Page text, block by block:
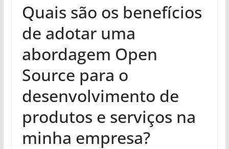
Quais são os benefícios
de adotar uma
abordagem Open
Source para o
desenvolvimento de
produtos e serviços na
minha empresa?